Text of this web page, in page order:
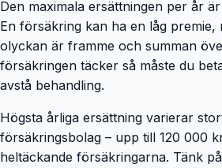
Den maximala ersättningen per år
En försäkring kan ha en låg premie,
olyckan är framme och summan
försäkringen täcker så måste du
avstå behandling.
Högsta årliga ersättning varierar
försäkringsbolag – upp till 120 000
heltäckande försäkringarna. Tänk